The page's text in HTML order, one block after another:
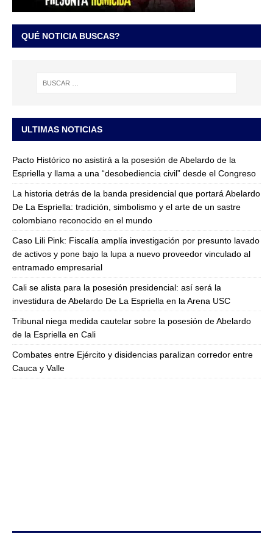
QUÉ NOTICIA BUSCAS?
ULTIMAS NOTICIAS
Pacto Histórico no asistirá a la posesión de Abelardo de la
Espriella y llama a una “desobediencia civil” desde el Congreso
La historia detrás de la banda presidencial que portará Abelardo
De La Espriella: tradición, simbolismo y el arte de un sastre
colombiano reconocido en el mundo
Caso Lili Pink: Fiscalía amplía investigación por presunto lavado
de activos y pone bajo la lupa a nuevo proveedor vinculado al
entramado empresarial
Cali se alista para la posesión presidencial: así será la
investidura de Abelardo De La Espriella en la Arena USC
Tribunal niega medida cautelar sobre la posesión de Abelardo
de la Espriella en Cali
Combates entre Ejército y disidencias paralizan corredor entre
Cauca y Valle